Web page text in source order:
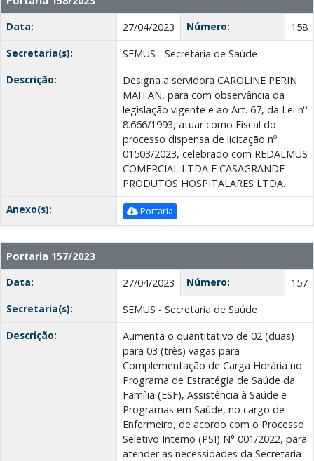
Data:
27/04/2023 Número:
158
Secretaria(s):
SEMUS - Secretaria de Saúde
Descrição:
Designa a servidora CAROLINE PERIN
MAITAN, para com observância da
legislação vigente e ao Art. 67, da Lei nº
8.666/1993, atuar como Fiscal do
processo dispensa de licitação nº
01503/2023, celebrado com REDALMUS
COMERCIAL LTDA E CASAGRANDE
PRODUTOS HOSPITALARES LTDA.
Anexo(s):
Portaria
Portaria 157/2023
Data:
27/04/2023 Número:
157
Secretaria(s):
SEMUS - Secretaria de Saúde
Descrição:
Aumenta o quantitativo de 02 (duas)
para 03 (três) vagas para
Complementação de Carga Horária no
Programa de Estratégia de Saúde da
Família (ESF), Assistência à Saúde e
Programas em Saúde, no cargo de
Enfermeiro, de acordo com o Processo
Seletivo Interno (PSI) N° 001/2022, para
atender as necessidades da Secretaria